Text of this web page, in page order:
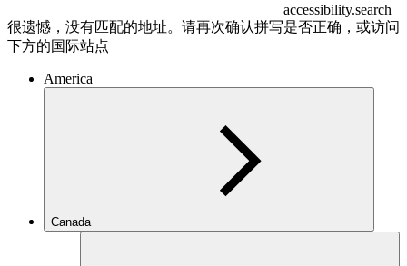
accessibility.search
很遗憾，没有匹配的地址。请再次确认拼写是否正确，或访问
下方的国际站点
America
Canada